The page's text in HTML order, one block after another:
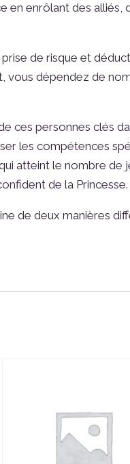
enrôlant des alliés,
de risque et
vous dépendez de
ces personnes clés
les compétences
atteint le nombre
de la Princesse.
de deux manières